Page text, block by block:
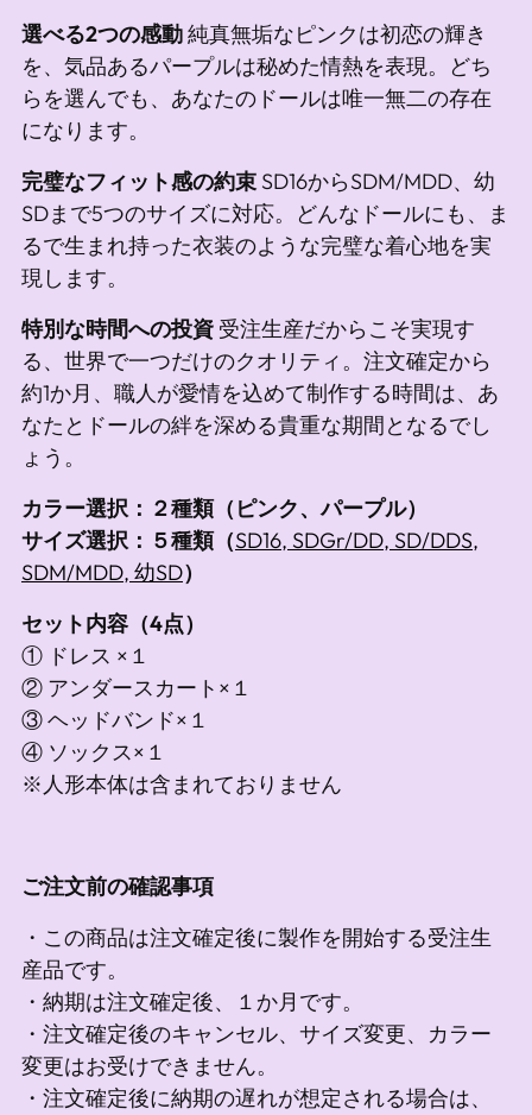
選べる2つの感動純真無垢なピンクは初恋の輝き
を、気品あるパープルは秘めた情熱を表現。どち
らを選んでも、あなたのドールは唯一無二の存在
になります。
完璧なフィット感の約束 SD16からSDM/MDD、幼
SDまで5つのサイズに対応。どんなドールにも、ま
るで生まれ持った衣装のような完璧な着心地を実
現します。
特別な時間への投資 受注生産だからこそ実現す
る、世界で一つだけのクオリティ。注文確定から
約1か月、職人が愛情を込めて制作する時間は、あ
なたとドールの絆を深める貴重な期間となるでし
ょう。
カラー選択：２種類（ピンク、パープル）
サイズ選択：５種類（SD16, SDGr/DD, SD/DDS,
SDM/MDD, 幼SD）
セット内容（4点）
① ドレス ×１
② アンダースカート×１
③ ヘッドバンド×１
④ ソックス×１
※人形本体は含まれておりません
ご注文前の確認事項
・この商品は注文確定後に製作を開始する受注生
産品です。
・納期は注文確定後、１か月です。
・注文確定後のキャンセル、サイズ変更、カラー
変更はお受けできません。
・注文確定後に納期の遅れが想定される場合は、